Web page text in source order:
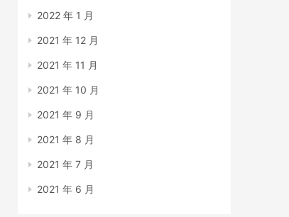
2022 年 1 月
2021 年 12 月
2021 年 11 月
2021 年 10 月
2021 年 9 月
2021 年 8 月
2021 年 7 月
2021 年 6 月